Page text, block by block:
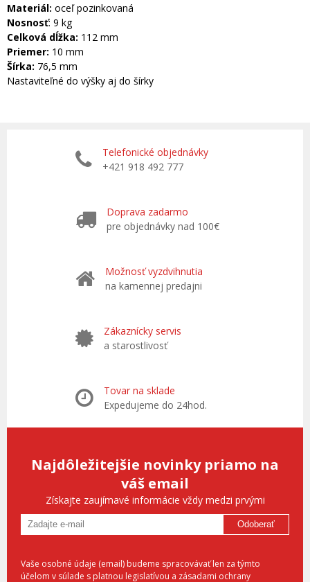
Materiál: oceľ pozinkovaná
Nosnosť: 9 kg
Celková dĺžka: 112 mm
Priemer: 10 mm
Šírka: 76,5 mm
Nastaviteľné do výšky aj do šírky
Telefonické objednávky
+421 918 492 777
Doprava zadarmo
pre objednávky nad 100€
Možnosť vyzdvihnutia
na kamennej predajni
Zákaznícky servis
a starostlivosť
Tovar na sklade
Expedujeme do 24hod.
Najdôležitejšie novinky priamo na
váš email
Získajte zaujímavé informácie vždy medzi prvými
Odoberať
Vaše osobné údaje (email) budeme spracovávať len za týmto
účelom v súlade s platnou legislatívou a zásadami ochrany